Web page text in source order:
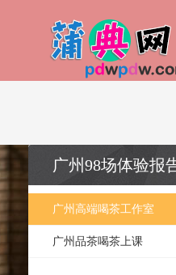
广州98场体验报
广州高端喝茶工作室
广州品茶喝茶上课